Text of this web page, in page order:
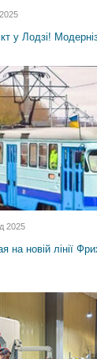
у Лодзі!
на новій лінії
2025